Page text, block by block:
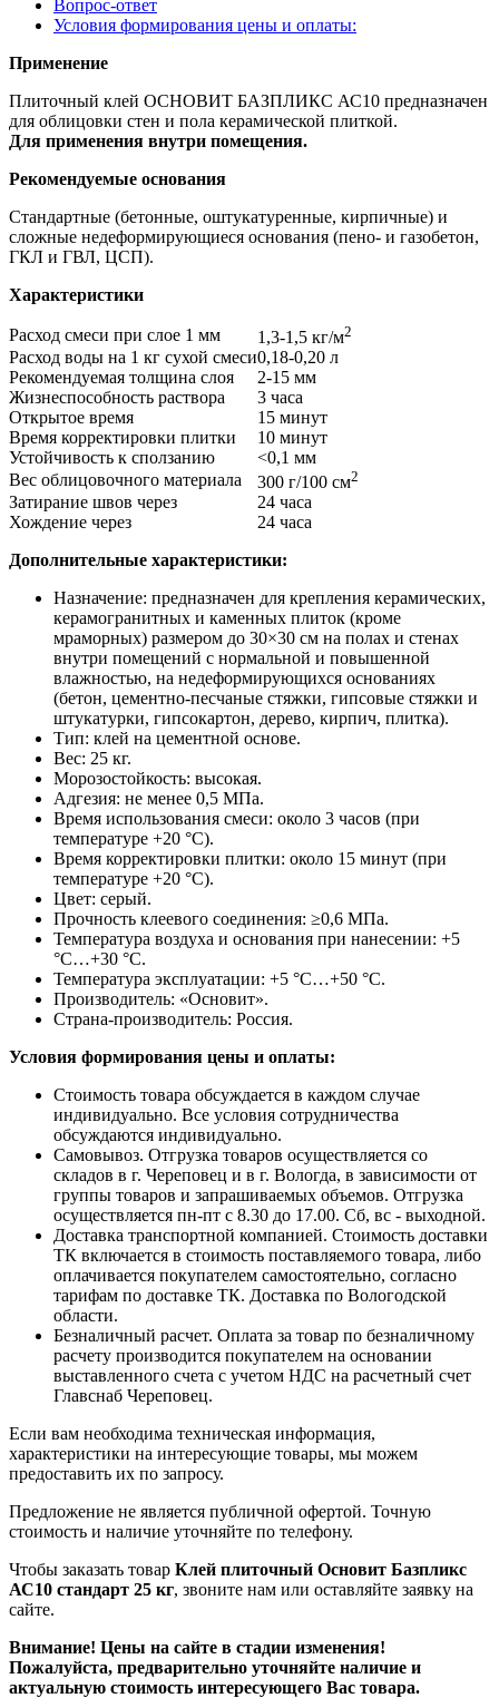
Вопрос-ответ
Условия формирования цены и оплаты:
Применение
Плиточный клей ОСНОВИТ БАЗПЛИКС АС10 предназначен
для облицовки стен и пола керамической плиткой.
Для применения внутри помещения.
Рекомендуемые основания
Стандартные (бетонные, оштукатуренные, кирпичные) и
сложные недеформирующиеся основания (пено- и газобетон,
ГКЛ и ГВЛ, ЦСП).
Характеристики
Расход смеси при слое 1 мм 1,3-1,5 кг/м2
Расход воды на 1 кг сухой смеси0,18-0,20 л
Рекомендуемая толщина слоя
2-15 мм
Жизнеспособность раствора
3 часа
Открытое время
15 минут
Время корректировки плитки
10 минут
Устойчивость к сползанию
<0,1 мм
Вес облицовочного материала
300 г/100 см2
Затирание швов через
24 часа
Хождение через
24 часа
Дополнительные характеристики:
Назначение: предназначен для крепления керамических,
керамогранитных и каменных плиток (кроме
мраморных) размером до 30×30 см на полах и стенах
внутри помещений с нормальной и повышенной
влажностью, на недеформирующихся основаниях
(бетон, цементно-песчаные стяжки, гипсовые стяжки и
штукатурки, гипсокартон, дерево, кирпич, плитка).
Тип: клей на цементной основе.
Вес: 25 кг.
Морозостойкость: высокая.
Адгезия: не менее 0,5 МПа.
Время использования смеси: около 3 часов (при
температуре +20 °C).
Время корректировки плитки: около 15 минут (при
температуре +20 °C).
Цвет: серый.
Прочность клеевого соединения: ≥0,6 МПа.
Температура воздуха и основания при нанесении: +5
°С…+30 °С.
Температура эксплуатации: +5 °С…+50 °С.
Производитель: «Основит».
Страна-производитель: Россия.
Условия формирования цены и оплаты:
Стоимость товара обсуждается в каждом случае
индивидуально. Все условия сотрудничества
обсуждаются индивидуально.
Самовывоз. Отгрузка товаров осуществляется со
складов в г. Череповец и в г. Вологда, в зависимости от
группы товаров и запрашиваемых объемов. Отгрузка
осуществляется пн-пт с 8.30 до 17.00. Сб, вс - выходной.
Доставка транспортной компанией. Стоимость доставки
ТК включается в стоимость поставляемого товара, либо
оплачивается покупателем самостоятельно, согласно
тарифам по доставке ТК. Доставка по Вологодской
области.
Безналичный расчет. Оплата за товар по безналичному
расчету производится покупателем на основании
выставленного счета с учетом НДС на расчетный счет
Главснаб Череповец.
Если вам необходима техническая информация,
характеристики на интересующие товары, мы можем
предоставить их по запросу.
Предложение не является публичной офертой. Точную
стоимость и наличие уточняйте по телефону.
Чтобы заказать товар Клей плиточный Основит Базпликс
АС10 стандарт 25 кг, звоните нам или оставляйте заявку на
сайте.
Внимание! Цены на сайте в стадии изменения!
Пожалуйста, предварительно уточняйте наличие и
актуальную стоимость интересующего Вас товара.